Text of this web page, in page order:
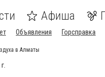
Афиша
Объявления Горсправка
в Алматы